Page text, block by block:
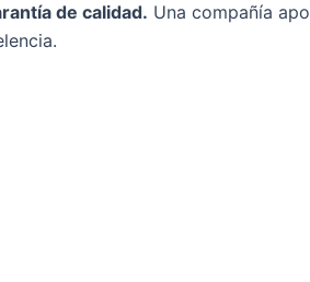
de calidad. Una compañía